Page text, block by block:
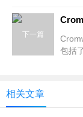
下一篇
包括
相关文章